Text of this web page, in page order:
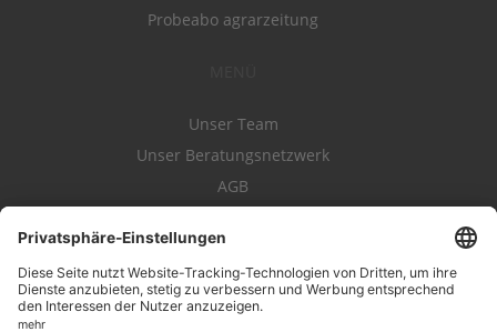
Probeabo agrarzeitung
Unser Team
Unser Beratungsnetzwerk
AGB
Datenschutz
Impressum
Kontakt